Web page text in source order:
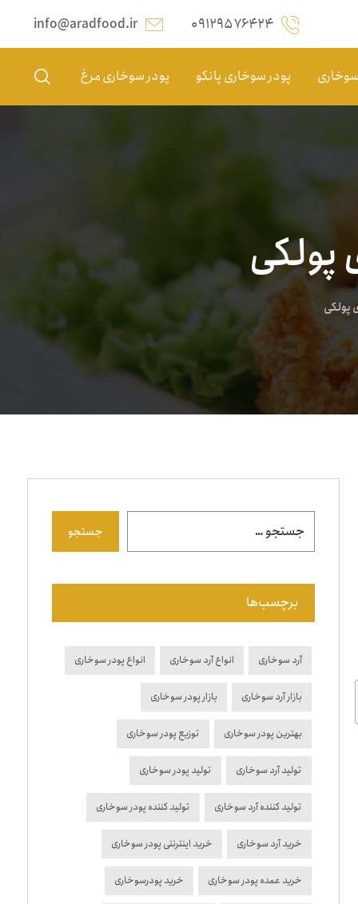
info@aradfood.ir ۰۹۱۲۹۵۷۶۴۲۴
سوخاری پودر سوخاری پانکو پودر سوخاری مرغ
پولکی
پولکی
جستجو
برچسب‌ها
آرد سوخاری انواع آرد سوخاری انواع پودر سوخاری
بازار آرد سوخاری بازار پودر سوخاری
بهترین پودر سوخاری توزیع پودر سوخاری
تولید آرد سوخاری تولید پودر سوخاری
تولید کننده آرد سوخاری تولید کننده پودر سوخاری
خرید آرد سوخاری خرید اینترنتی پودر سوخاری
خرید عمده پودر سوخاری خرید پودرسوخاری